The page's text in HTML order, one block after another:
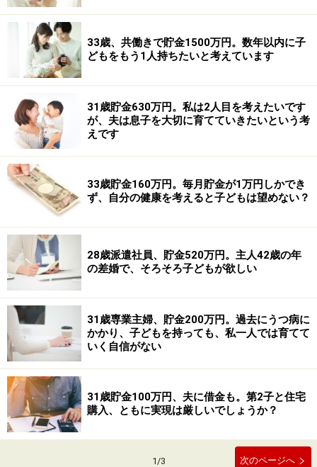
33歳、共働きで貯金1500万円。数年以内に子
どもをもう1人持ちたいと考えています
31歳貯金630万円。私は2人目を考えたいです
が、夫は息子を大切に育てていきたいという考
えです
33歳貯金160万円。毎月貯金が1万円しかでき
ず、自分の健康を考えると子どもは望めない？
28歳派遣社員、貯金520万円。主人42歳の年
の差婚で、そろそろ子どもが欲しい
31歳専業主婦、貯金200万円。過去にうつ病に
かかり、子どもを持っても、私一人では育てて
いく自信がない
31歳貯金100万円、夫に借金も。第2子と住宅
購入、ともに実現は厳しいでしょうか？
1/3 次のページへ